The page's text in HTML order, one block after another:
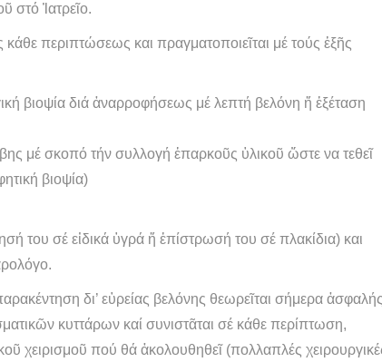
στό Ἰατρεῖο.
κάθε περιπτώσεως και πραγματοποιεῖται μέ τούς ἑξῆς
βιοψία διά ἀναρροφήσεως μέ λεπτή βελόνη ἤ ἐξέταση
μέ σκοπό τήν συλλογή ἐπαρκοῦς ὑλικοῦ ὥστε να τεθεῖ
βιοψία)
του σέ εἰδικά ὑγρά ἤ ἐπίστρωσή του σέ πλακίδια) και
δι’ εὑρείας βελόνης θεωρεῖται σήμερα
κυττάρων καί συνιστᾶται σέ κάθε περίπτωση,
χειρισμοῦ πού θά ἀκολουθηθεῖ (πολλαπλές